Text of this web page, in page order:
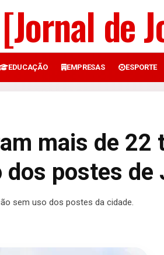
[Jornal de
EDUCAÇÃO EMPRESAS ESPORTE
mais de 22
postes de
sem uso dos postes da cidade.